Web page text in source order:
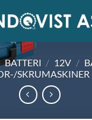
BATTERI / 12V /
SKRUMASKINER